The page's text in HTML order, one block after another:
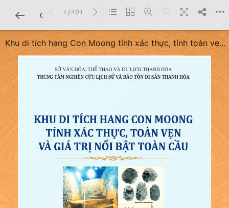
CHI TIẾT SÁCH
Khu di tích hang Con Moong tính xác thực, tính toàn vẹn
và giá trị nổi bật toàn cầu
1/401